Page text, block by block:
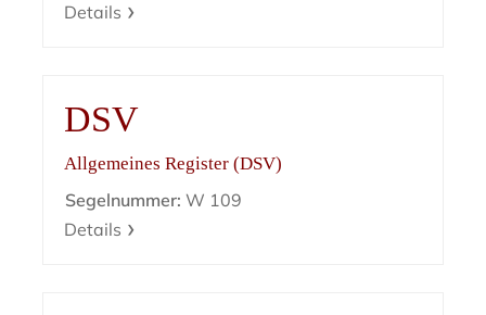
Details
DSV
Allgemeines Register (DSV)
Segelnummer: W 109
Details